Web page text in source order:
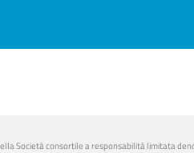
Società consortile a responsabilità limitata